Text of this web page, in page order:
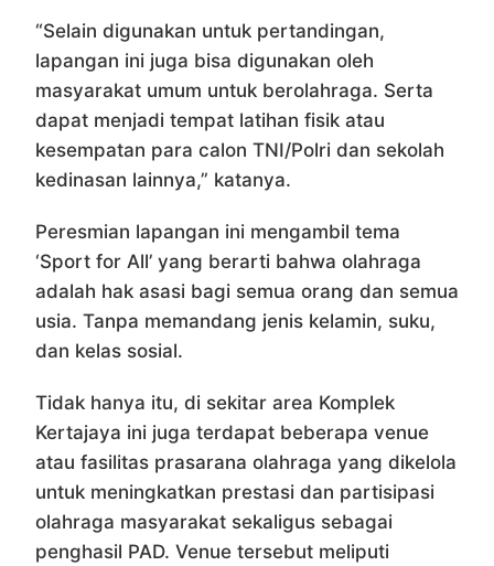
“Selain digunakan untuk pertandingan,
lapangan ini juga bisa digunakan oleh
masyarakat umum untuk berolahraga. Serta
dapat menjadi tempat latihan fisik atau
kesempatan para calon TNI/Polri dan sekolah
kedinasan lainnya,” katanya.
Peresmian lapangan ini mengambil tema
‘Sport for All’ yang berarti bahwa olahraga
adalah hak asasi bagi semua orang dan semua
usia. Tanpa memandang jenis kelamin, suku,
dan kelas sosial.
Tidak hanya itu, di sekitar area Komplek
Kertajaya ini juga terdapat beberapa venue
atau fasilitas prasarana olahraga yang dikelola
untuk meningkatkan prestasi dan partisipasi
olahraga masyarakat sekaligus sebagai
penghasil PAD. Venue tersebut meliputi